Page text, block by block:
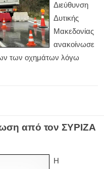
Διεύθυνση
Δυτικής
Μακεδονίας
ανακοίνωσε
των οχημάτων λόγω
από τον ΣΥΡΙΖΑ
Η